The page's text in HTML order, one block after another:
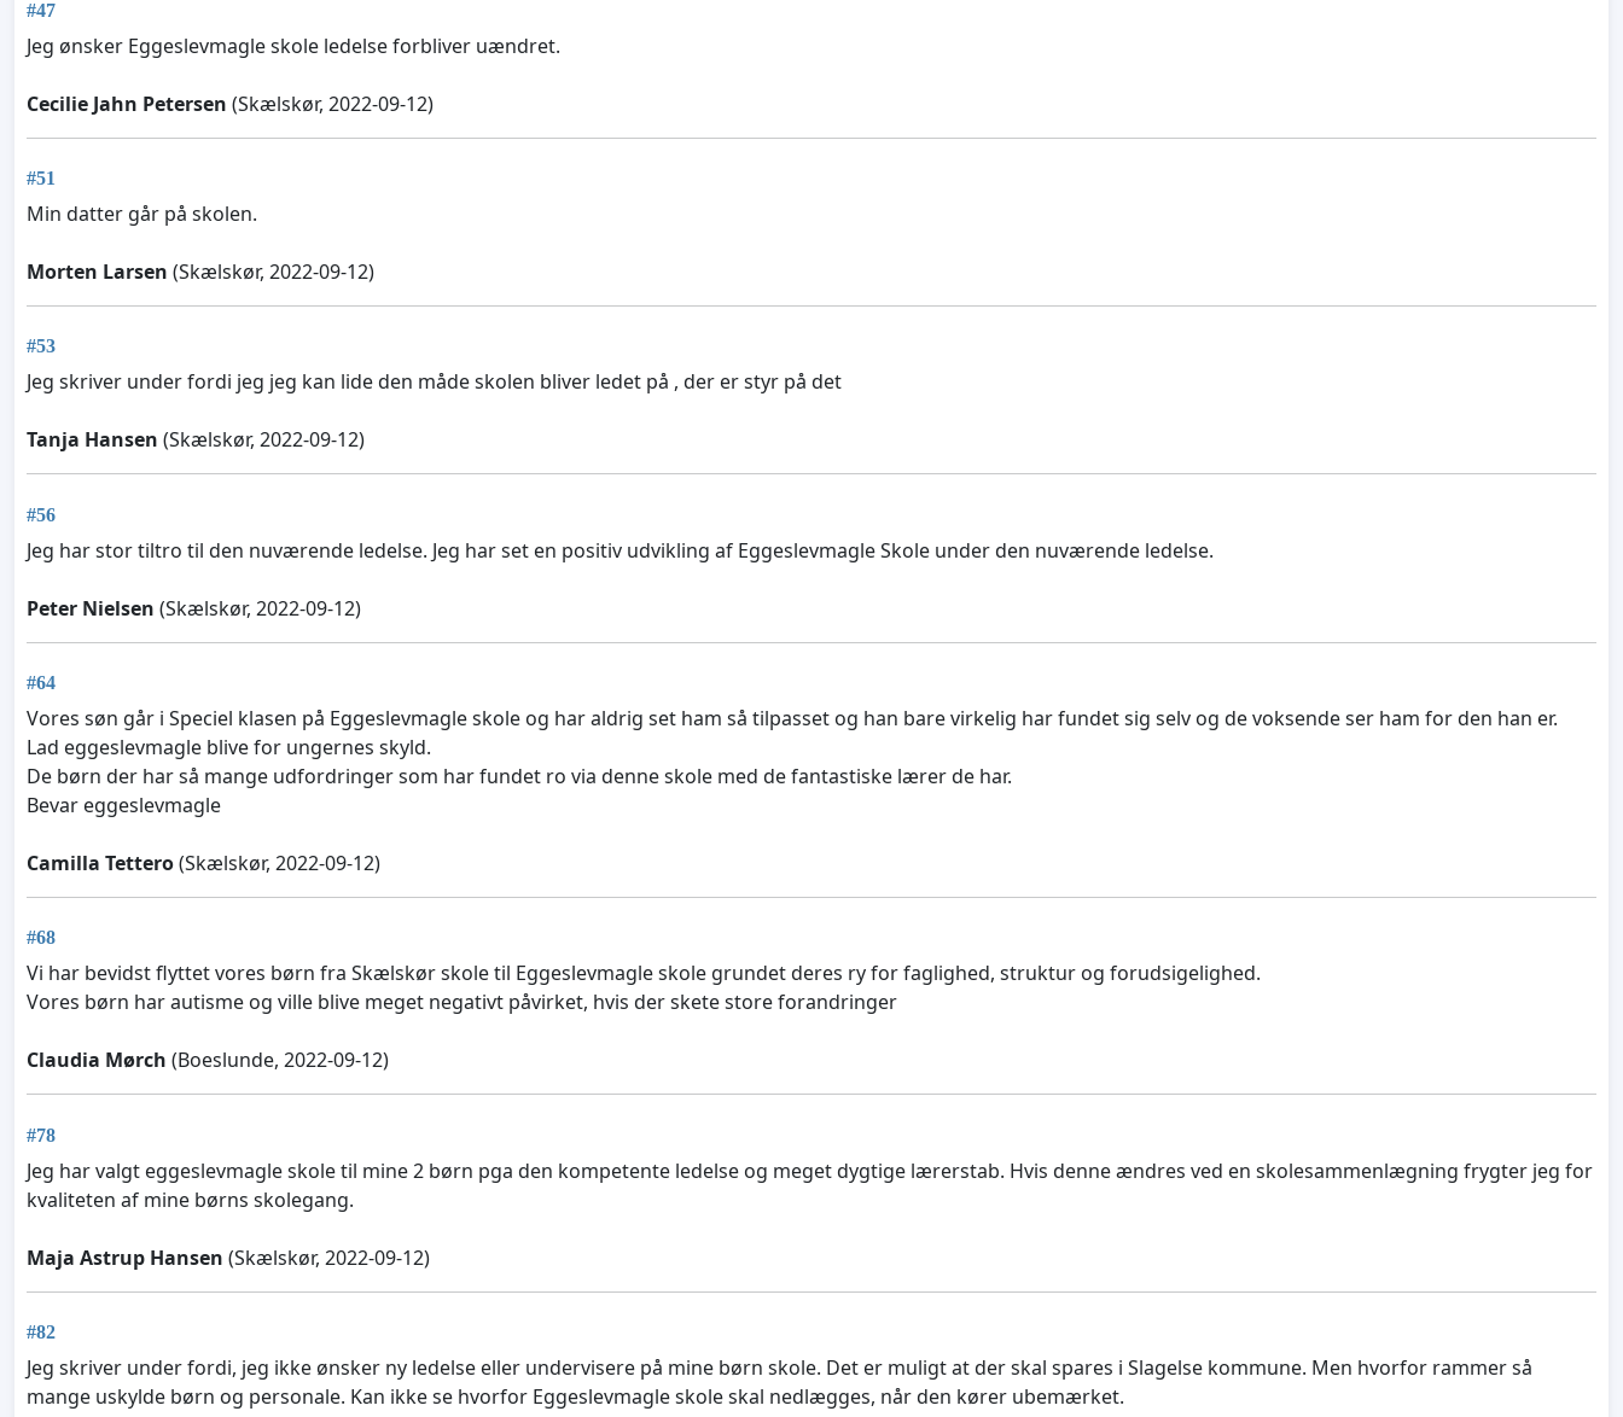
#47
Jeg ønsker Eggeslevmagle skole ledelse forbliver uændret.
Cecilie Jahn Petersen (Skælskør, 2022-09-12)
#51
Min datter går på skolen.
Morten Larsen (Skælskør, 2022-09-12)
#53
Jeg skriver under fordi jeg jeg kan lide den måde skolen bliver ledet på , der er styr på det
Tanja Hansen (Skælskør, 2022-09-12)
#56
Jeg har stor tiltro til den nuværende ledelse. Jeg har set en positiv udvikling af Eggeslevmagle Skole under den nuværende ledelse.
Peter Nielsen (Skælskør, 2022-09-12)
#64
Vores søn går i Speciel klasen på Eggeslevmagle skole og har aldrig set ham så tilpasset og han bare virkelig har fundet sig selv og de voksende ser ham for den han er.
Lad eggeslevmagle blive for ungernes skyld.
De børn der har så mange udfordringer som har fundet ro via denne skole med de fantastiske lærer de har.
Bevar eggeslevmagle
Camilla Tettero(Skælskør, 2022-09-12)
#68
Vi har bevidst flyttet vores børn fra Skælskør skole til Eggeslevmagle skole grundet deres ry for faglighed, struktur og forudsigelighed.
Vores børn har autisme og ville blive meget negativt påvirket, hvis der skete store forandringer
Claudia Mørch (Boeslunde, 2022-09-12)
#78
Jeg har valgt eggeslevmagle skole til mine 2 børn pga den kompetente ledelse og meget dygtige lærerstab. Hvis denne ændres ved en skolesammenlægning frygter jeg for
kvaliteten af mine børns skolegang.
Maja Astrup Hansen (Skælskør, 2022-09-12)
#82
Jeg skriver under fordi, jeg ikke ønsker ny ledelse eller undervisere på mine børn skole. Det er muligt at der skal spares i Slagelse kommune. Men hvorfor rammer så
mange uskylde børn og personale. Kan ikke se hvorfor Eggeslevmagle skole skal nedlægges, når den kører ubemærket.